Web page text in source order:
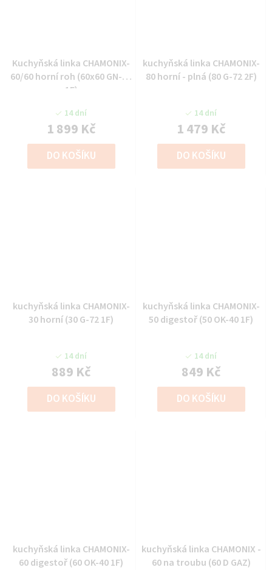
Kuchyňská linka CHAMONIX-
60/60 horní roh (60x60 GN-72
1F)
14 dní
1 899 Kč
DO KOŠÍKU
kuchyňská linka CHAMONIX-
80 horní - plná (80 G-72 2F)
14 dní
1 479 Kč
DO KOŠÍKU
kuchyňská linka CHAMONIX-
30 horní (30 G-72 1F)
14 dní
889 Kč
DO KOŠÍKU
kuchyňská linka CHAMONIX-
50 digestoř (50 OK-40 1F)
14 dní
849 Kč
DO KOŠÍKU
kuchyňská linka CHAMONIX-
60 digestoř (60 OK-40 1F)
kuchyňská linka CHAMONIX -
60 na troubu (60 D GAZ)